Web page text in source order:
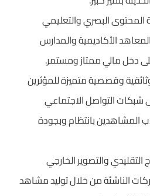
البصري والتعليمي
الأكاديمية والمدارس
دخل مالي ممتاز ومستمر.
وقصصية متميزة للمؤثرين
التواصل الاجتماعي
بانتظام وبجودة
التقليدي والتصوير الخارجي
الناشئة من خلال توليد مشاهد